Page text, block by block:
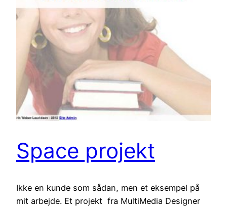
Space projekt
Ikke en kunde som sådan, men et eksempel på
mit arbejde. Et projekt fra MultiMedia Designer